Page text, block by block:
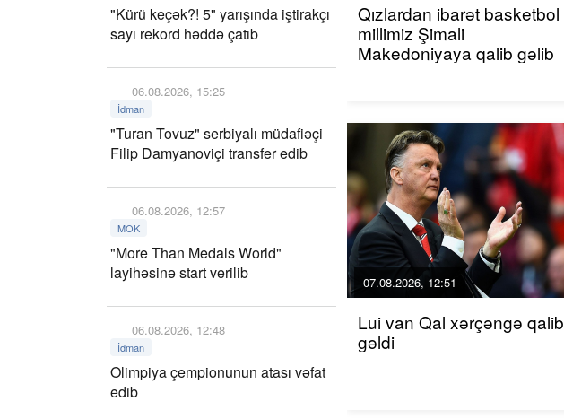
"Kürü keçək?! 5" yarışında iştirakçı
sayı rekord həddə çatıb
06.08.2026, 15:25
İdman
"Turan Tovuz" serbiyalı müdafiəçi
Filip Damyanoviçi transfer edib
06.08.2026, 12:57
MOK
"More Than Medals World"
layihəsinə start verilib
06.08.2026, 12:48
İdman
Olimpiya çempionunun atası vəfat
edib
Qızlardan ibarət basketbol
millimiz Şimali
Makedoniyaya qalib gəlib
07.08.2026, 12:51
Lui van Qal xərçəngə qalib
gəldi